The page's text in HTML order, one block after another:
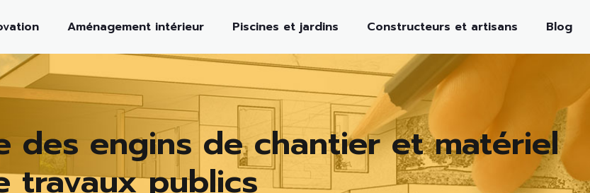
Aménagement intérieur Piscines et jardins Constructeurs et artisans Blog
des engins de chantier et matériel
travaux publics